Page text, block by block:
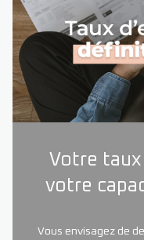
Votre
votre
Vous envisagez de